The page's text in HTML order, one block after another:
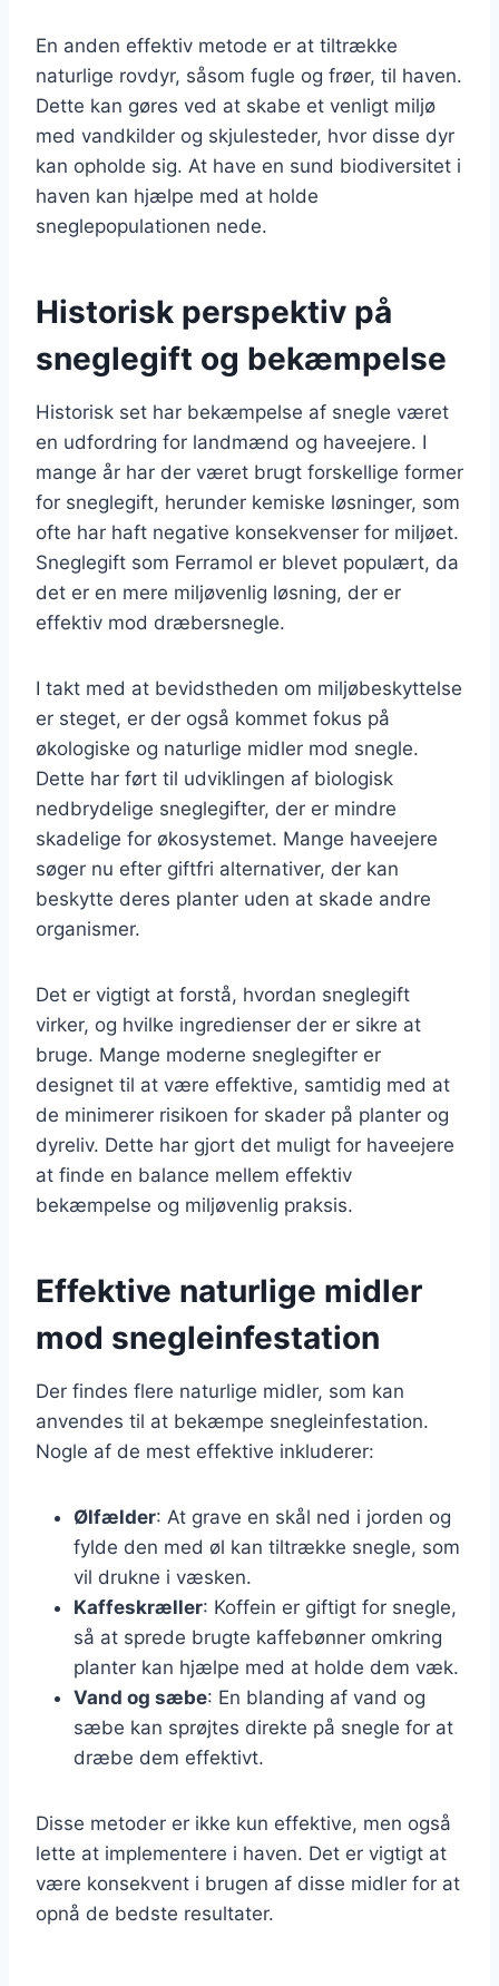
En anden effektiv metode er at tiltrække
naturlige rovdyr, såsom fugle og frøer, til haven.
Dette kan gøres ved at skabe et venligt miljø
med vandkilder og skjulesteder, hvor disse dyr
kan opholde sig. At have en sund biodiversitet i
haven kan hjælpe med at holde
sneglepopulationen nede.
Historisk perspektiv på
sneglegift og bekæmpelse
Historisk set har bekæmpelse af snegle været
en udfordring for landmænd og haveejere. I
mange år har der været brugt forskellige former
for sneglegift, herunder kemiske løsninger, som
ofte har haft negative konsekvenser for miljøet.
Sneglegift som Ferramol er blevet populært, da
det er en mere miljøvenlig løsning, der er
effektiv mod dræbersnegle.
I takt med at bevidstheden om miljøbeskyttelse
er steget, er der også kommet fokus på
økologiske og naturlige midler mod snegle.
Dette har ført til udviklingen af biologisk
nedbrydelige sneglegifter, der er mindre
skadelige for økosystemet. Mange haveejere
søger nu efter giftfri alternativer, der kan
beskytte deres planter uden at skade andre
organismer.
Det er vigtigt at forstå, hvordan sneglegift
virker, og hvilke ingredienser der er sikre at
bruge. Mange moderne sneglegifter er
designet til at være effektive, samtidig med at
de minimerer risikoen for skader på planter og
dyreliv. Dette har gjort det muligt for haveejere
at finde en balance mellem effektiv
bekæmpelse og miljøvenlig praksis.
Effektive naturlige midler
mod snegleinfestation
Der findes flere naturlige midler, som kan
anvendes til at bekæmpe snegleinfestation.
Nogle af de mest effektive inkluderer:
Ølfælder: At grave en skål ned i jorden og
fylde den med øl kan tiltrække snegle, som
vil drukne i væsken.
Kaffeskræller: Koffein er giftigt for snegle,
så at sprede brugte kaffebønner omkring
planter kan hjælpe med at holde dem væk.
Vand og sæbe: En blanding af vand og
sæbe kan sprøjtes direkte på snegle for at
dræbe dem effektivt.
Disse metoder er ikke kun effektive, men også
lette at implementere i haven. Det er vigtigt at
være konsekvent i brugen af disse midler for at
opnå de bedste resultater.